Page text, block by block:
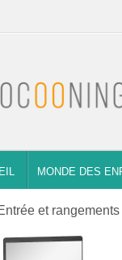
MONDE DES
et rangements